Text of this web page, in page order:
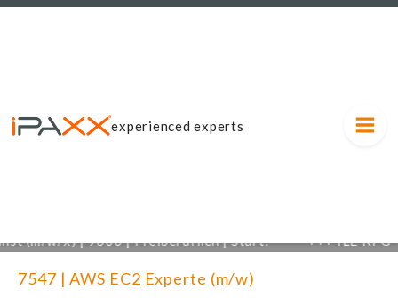
experienced experts
(m/w/x) | 9600 | Freiberuflich | Start:
+++ILE RPG-
7547 | AWS EC2 Experte (m/w)